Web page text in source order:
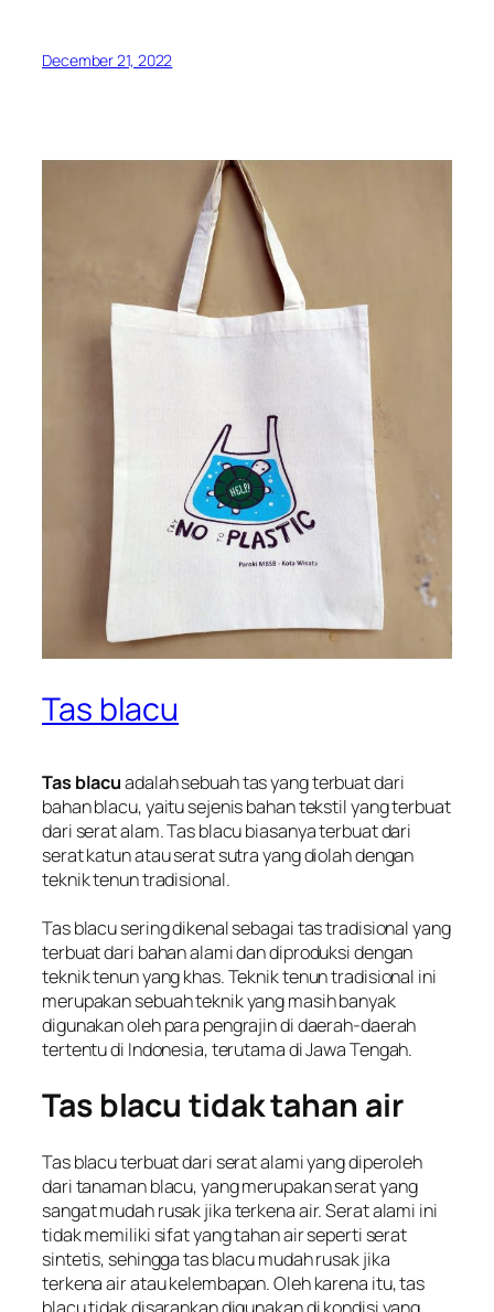
December 21, 2022
Tas blacu
Tas blacuadalah sebuah tas yang terbuat dari
bahan blacu, yaitu sejenis bahan tekstil yang terbuat
dari serat alam. Tas blacu biasanya terbuat dari
serat katun atau serat sutra yang diolah dengan
teknik tenun tradisional.
Tas blacu sering dikenal sebagai tas tradisional yang
terbuat dari bahan alami dan diproduksi dengan
teknik tenun yang khas. Teknik tenun tradisional ini
merupakan sebuah teknik yang masih banyak
digunakan oleh para pengrajin di daerah-daerah
tertentu di Indonesia, terutama di Jawa Tengah.
Tas blacu tidak tahan air
Tas blacu terbuat dari serat alami yang diperoleh
dari tanaman blacu, yang merupakan serat yang
sangat mudah rusak jika terkena air. Serat alami ini
tidak memiliki sifat yang tahan air seperti serat
sintetis, sehingga tas blacu mudah rusak jika
terkena air atau kelembapan. Oleh karena itu, tas